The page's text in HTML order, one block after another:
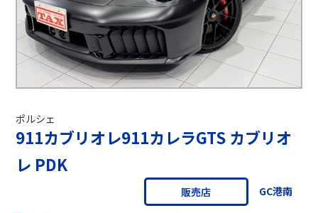
ポルシェ
911カブリオレ911カレラGTS カブリオ
レ PDK
販売店 GC港南